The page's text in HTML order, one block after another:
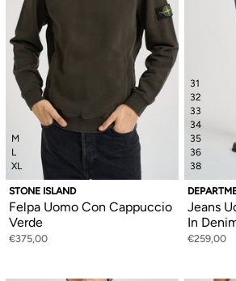
M
L
XL
STONE ISLAND
Felpa Uomo Con Cappuccio
Verde
€375,00
31
32
33
34
35
36
38
Jeans
In
€259,00